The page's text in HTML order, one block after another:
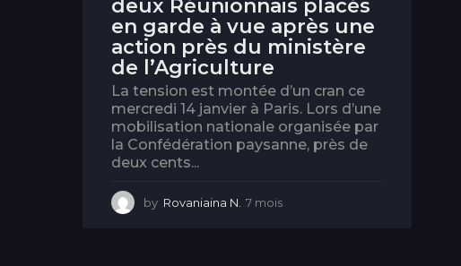
deux Réunionnais placés
en garde à vue après une
action près du ministère
de l’Agriculture
La tension est montée d’un cran ce
mercredi 14 janvier à Paris. Lors d’une
mobilisation nationale organisée par
la Confédération paysanne, près de
deux cents...
by Rovaniaina N. 7 mois